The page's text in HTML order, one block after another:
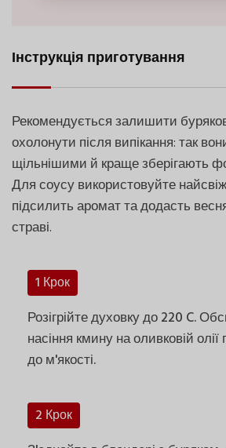
Інструкція приготування
Рекомендується залишити
охолонути після випікання: так
щільнішими й краще зберігають
Для соусу використовуйте
підсилить аромат та додасть
страві.
1 Крок
Розігрійте духовку до 220 C.
насіння кмину на оливковій
до м'якості.
2 Крок